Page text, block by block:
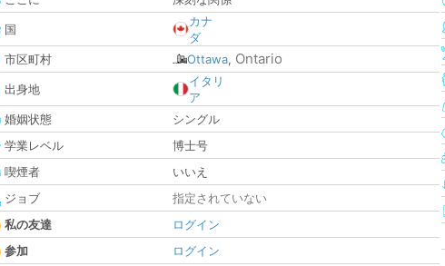
国
カナ
ダ
市区町村
Ottawa, Ontario
出身地
イタリ
ア
婚姻状態
シングル
学業レベル
博士号
喫煙者
いいえ
ジョブ
指定されていない
私の友達
ログイン
参加
ログイン